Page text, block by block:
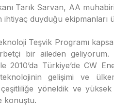
Tarık Sarvan, AA
duyduğu ekipmanları
Teşvik Programı
bir aileden geliyorum.
2010’da Türkiye’de CW
gelişimi ve
yöneldik ve
konuştu.